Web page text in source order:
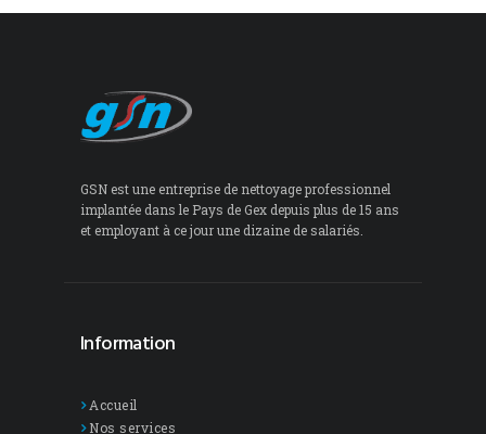
GSN est une entreprise de nettoyage professionnel
implantée dans le Pays de Gex depuis plus de 15 ans
et employant à ce jour une dizaine de salariés.
Information
Accueil
Nos services